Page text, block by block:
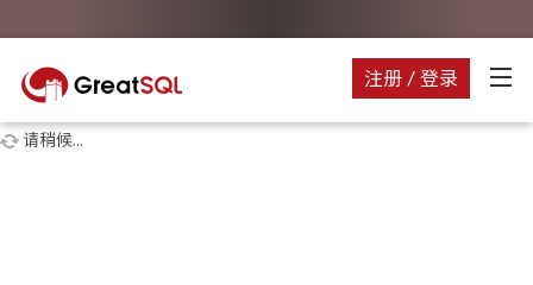
注册 / 登录
请稍候...